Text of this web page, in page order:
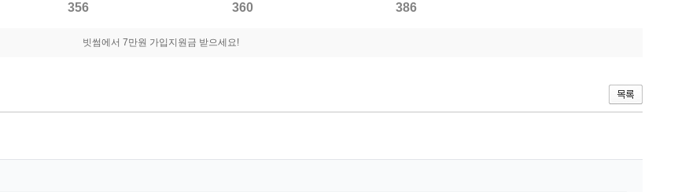
356 360 386
빗썸에서 7만원 가입지원금 받으세요!